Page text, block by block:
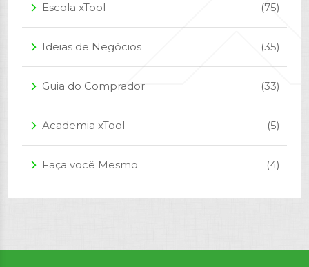
arrow_forward_ios Escola xTool (75)
arrow_forward_ios Ideias de Negócios (35)
arrow_forward_ios Guia do Comprador (33)
arrow_forward_ios Academia xTool (5)
arrow_forward_ios Faça você Mesmo (4)